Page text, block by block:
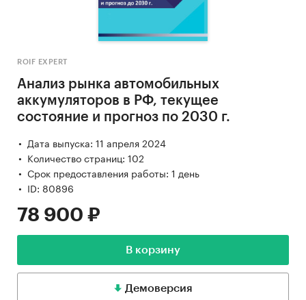
ROIF EXPERT
Анализ рынка автомобильных
аккумуляторов в РФ, текущее
состояние и прогноз по 2030 г.
Дата выпуска: 11 апреля 2024
Количество страниц: 102
Срок предоставления работы: 1 день
ID: 80896
78 900 ₽
В корзину
Демоверсия